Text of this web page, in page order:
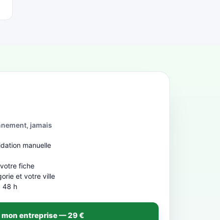
jamais
manuelle
fiche
et votre ville
48 h
entreprise — 29 €